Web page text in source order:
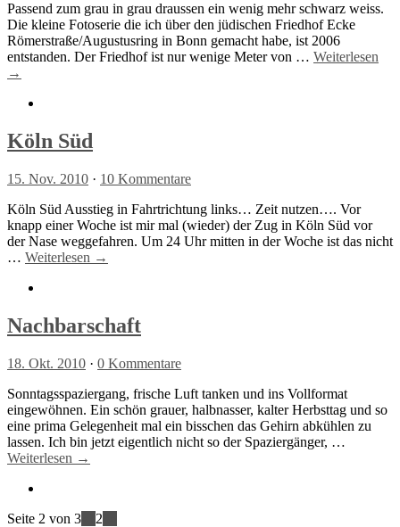
Passend zum grau in grau draussen ein wenig mehr schwarz weiss.
Die kleine Fotoserie die ich über den jüdischen Friedhof Ecke
Römerstraße/Augustusring in Bonn gemacht habe, ist 2006
entstanden. Der Friedhof ist nur wenige Meter von … Weiterlesen
→
Köln Süd
15. Nov. 2010 · 10 Kommentare
Köln Süd Ausstieg in Fahrtrichtung links… Zeit nutzen…. Vor
knapp einer Woche ist mir mal (wieder) der Zug in Köln Süd vor
der Nase weggefahren. Um 24 Uhr mitten in der Woche ist das nicht
… Weiterlesen →
Nachbarschaft
18. Okt. 2010 · 0 Kommentare
Sonntagsspaziergang, frische Luft tanken und ins Vollformat
eingewöhnen. Ein schön grauer, halbnasser, kalter Herbsttag und so
eine prima Gelegenheit mal ein bisschen das Gehirn abkühlen zu
lassen. Ich bin jetzt eigentlich nicht so der Spaziergänger, …
Weiterlesen →
Seite 2 von 3 2